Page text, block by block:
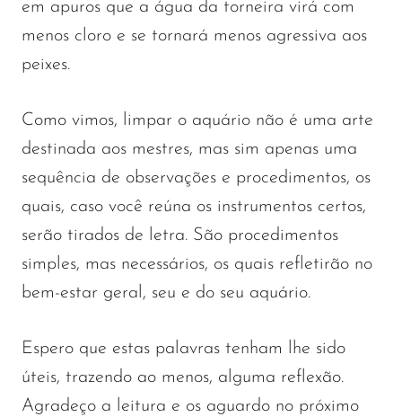
em apuros que a água da torneira virá com
menos cloro e se tornará menos agressiva aos
peixes.
Como vimos, limpar o aquário não é uma arte
destinada aos mestres, mas sim apenas uma
sequência de observações e procedimentos, os
quais, caso você reúna os instrumentos certos,
serão tirados de letra. São procedimentos
simples, mas necessários, os quais refletirão no
bem-estar geral, seu e do seu aquário.
Espero que estas palavras tenham lhe sido
úteis, trazendo ao menos, alguma reflexão.
Agradeço a leitura e os aguardo no próximo